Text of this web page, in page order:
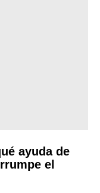
ayuda de
el